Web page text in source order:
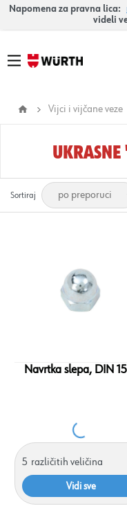
Napomena za pravna lica:
videli
Vijci i vijčane veze
Sortiraj
Navrtka slepa, DIN
5 različitih veličina
Vidi sve